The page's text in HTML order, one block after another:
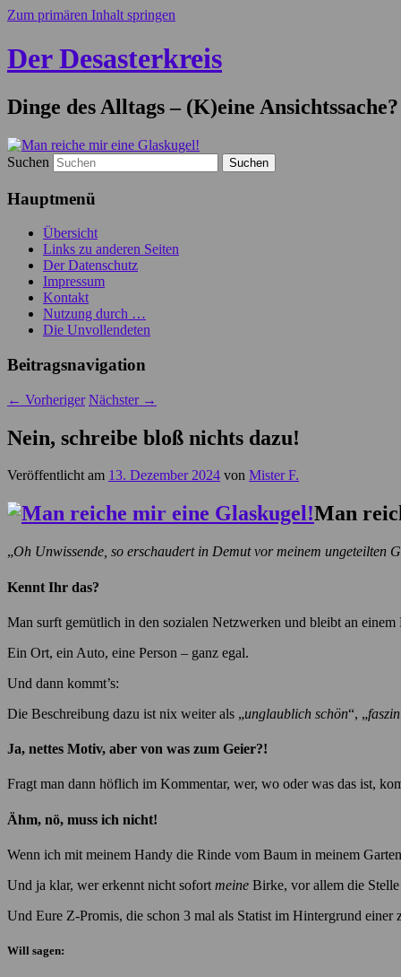
Zum primären Inhalt springen
Der Desasterkreis
Dinge des Alltags – (K)eine Ansichtssache?
Suchen
Hauptmenü
Übersicht
Links zu anderen Seiten
Der Datenschutz
Impressum
Kontakt
Nutzung durch …
Die Unvollendeten
Beitragsnavigation
← Vorheriger Nächster →
Nein, schreibe bloß nichts dazu!
Veröffentlicht am 13. Dezember 2024 von Mister F.
Man
„Oh Unwissende, so erschaudert in Demut vor meinem ungeteilten
Kennt Ihr das?
Man surft gemütlich in den sozialen Netzwerken und bleibt an einem
Ein Ort, ein Auto, eine Person – ganz egal.
Und dann kommt’s:
Die Beschreibung dazu ist nix weiter als „unglaublich schön“, „
Ja, nettes Motiv, aber von was zum Geier?!
Fragt man dann höflich im Kommentar, wer, wo oder was das ist,
Ähm, nö, muss ich nicht!
Wenn ich mit meinem Handy die Rinde vom Baum in meinem
Und ja klar, wer erkennt nicht sofort meine Birke, vor allem die
Und Eure Z-Promis, die schon 3 mal als Statist im Hintergrund einer
Will sagen: